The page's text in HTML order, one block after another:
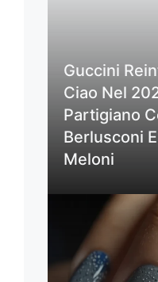
Guccini
Ciao Nel
Partigiano
Berlusconi
Meloni